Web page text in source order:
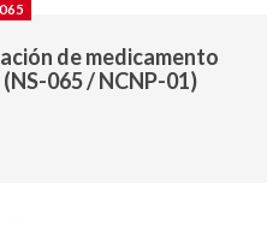
de medicamento
065 / NCNP-01)